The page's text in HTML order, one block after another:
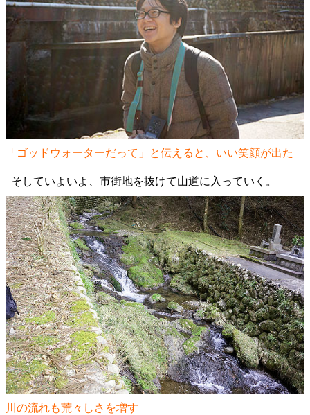
「ゴッドウォーターだって」と伝えると、いい笑顔が出た
そしていよいよ、市街地を抜けて山道に入っていく。
川の流れも荒々しさを増す